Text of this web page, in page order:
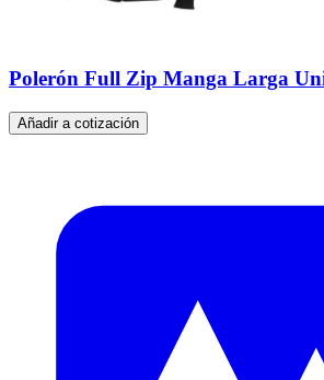
Polerón Full Zip Manga Larga
Añadir a cotización